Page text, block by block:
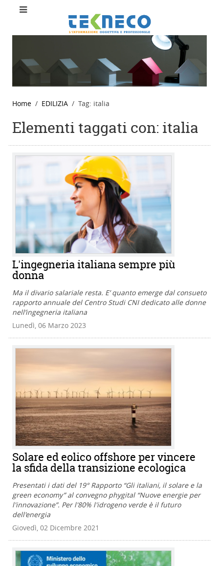
Home EDILIZIA Tag: italia
Elementi taggati con: italia
L'ingegneria italiana sempre più
donna
Ma il divario salariale resta. E’ quanto emerge dal consueto
rapporto annuale del Centro Studi CNI dedicato alle donne
nell’ingegneria italiana
Lunedì, 06 Marzo 2023
Solare ed eolico offshore per vincere
la sfida della transizione ecologica
Presentati i dati del 19° Rapporto “Gli italiani, il solare e la
green economy” al convegno phygital “Nuove energie per
l'innovazione”. Per l'80% l'idrogeno verde è il futuro
dell'energia
Giovedì, 02 Dicembre 2021